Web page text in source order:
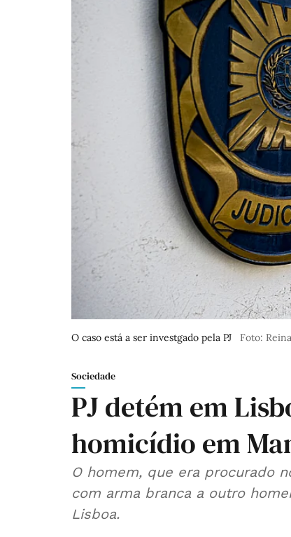
O caso está a ser investgado pela PJ Foto:
Sociedade
PJ detém em
homicídio em
O homem, que era procurado
com arma branca a outro
Lisboa.